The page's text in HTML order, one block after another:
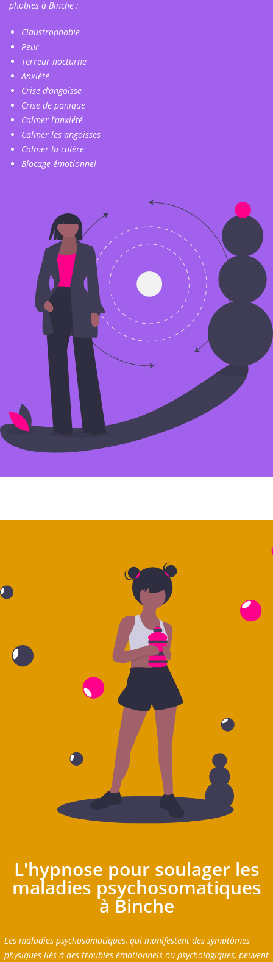
phobies à Binche :
Claustrophobie
Peur
Terreur nocturne
Anxiété
Crise d’angoisse
Crise de panique
Calmer l’anxiété
Calmer les angoisses
Calmer la colère
Blocage émotionnel
L'hypnose pour soulager les
maladies psychosomatiques
à Binche
Les maladies psychosomatiques, qui manifestent des symptômes
physiques liés à des troubles émotionnels ou psychologiques, peuvent